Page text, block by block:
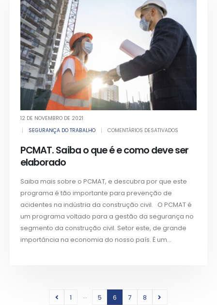
12 DE NOVEMBRO DE 2021
SEGURANÇA DO TRABALHO
COMENTÁRIOS DESATIVADOS
PCMAT. Saiba o que é e como deve ser
elaborado
Saiba mais sobre o PCMAT, e descubra por que este
programa é tão importante para prevenção de
acidentes na indústria da construção civil. O PCMAT é
um programa voltado para a gestão da segurança no
segmento da construção civil. Setor este, de grande
importância na economia do nosso país. É um...
1 … 5 6 7 8